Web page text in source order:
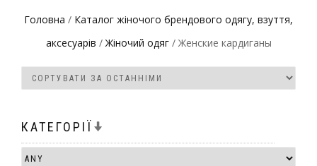
Головна / Каталог жіночого брендового одягу, взуття,
аксесуарів /Жіночий одяг/ Женские кардиганы
КАТЕГОРІЇ